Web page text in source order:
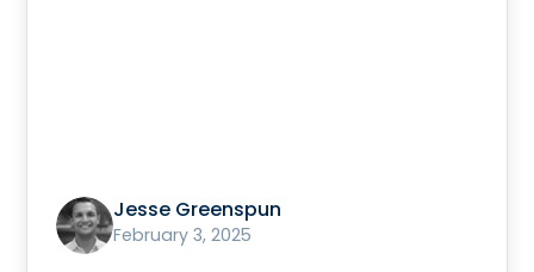
Jesse Greenspun
February 3, 2025